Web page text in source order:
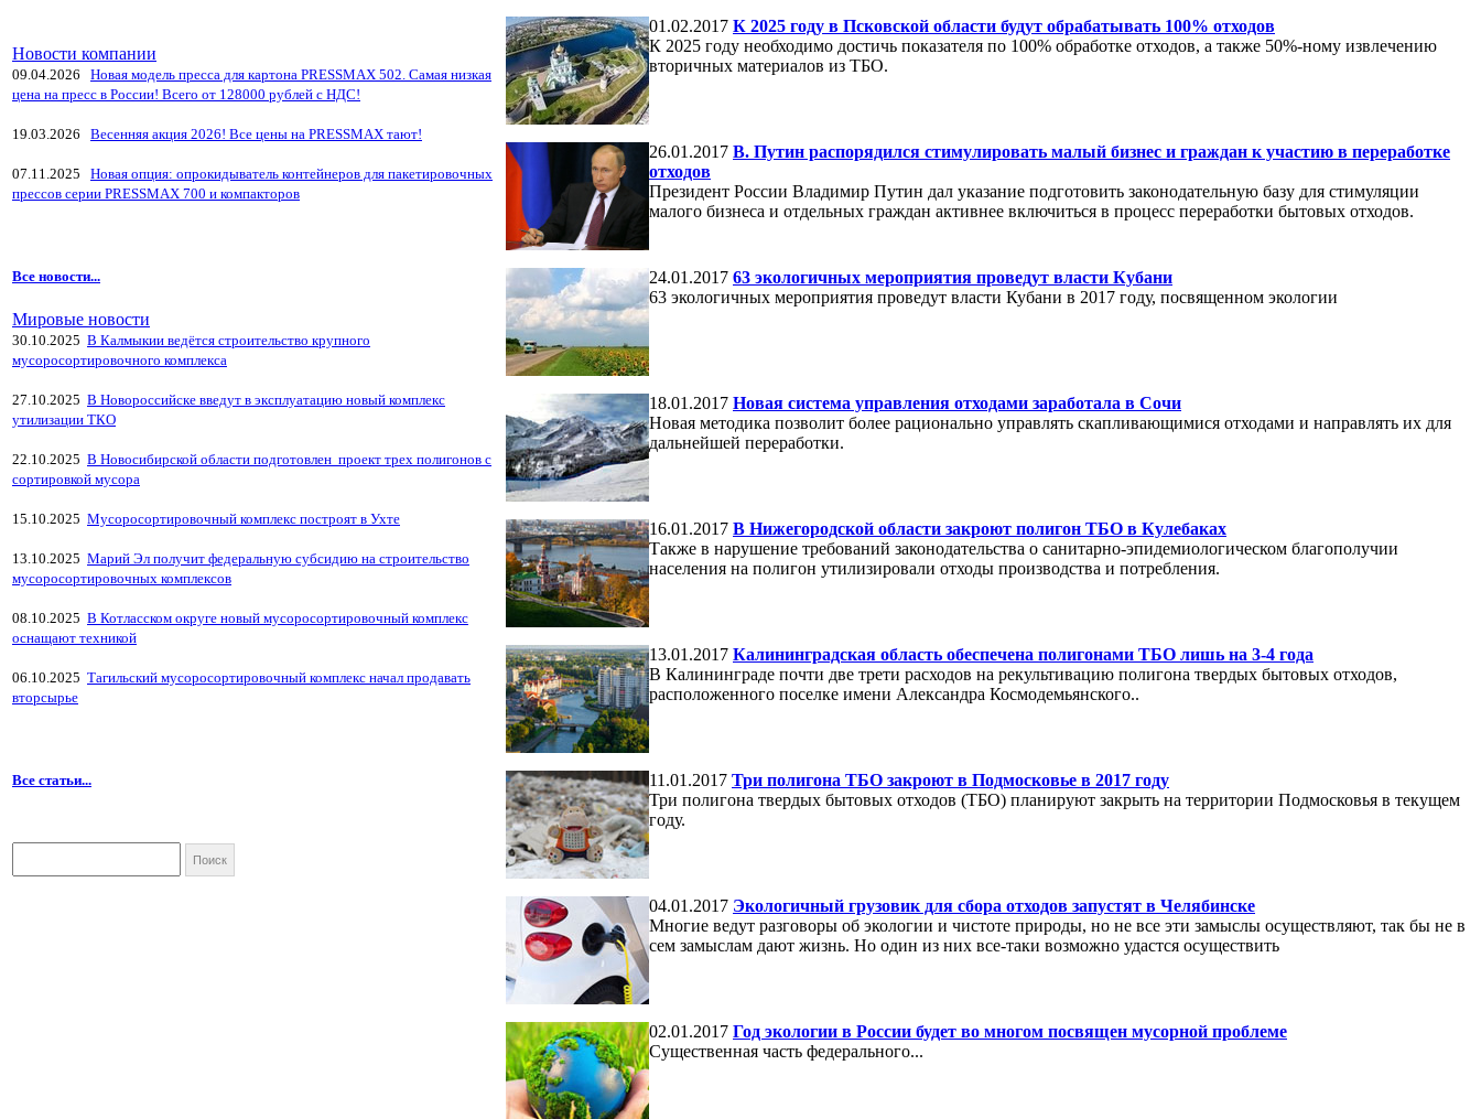
Новости компании
09.04.2026
Новая модель пресса для картона PRESSMAX 502. Самая низкая
цена на пресс в России! Всего от 128000 рублей с НДС!
19.03.2026 Весенняя акция 2026! Все цены на PRESSMAX тают!
07.11.2025
Новая опция: опрокидыватель контейнеров для пакетировочных
прессов серии PRESSMAX 700 и компакторов
Все новости...
Мировые новости
30.10.2025 В Калмыкии ведётся строительство крупного
мусоросортировочного комплекса
27.10.2025 В Новороссийске введут в эксплуатацию новый комплекс
утилизации ТКО
22.10.2025 В Новосибирской области подготовлен проект трех полигонов с
сортировкой мусора
15.10.2025 Мусоросортировочный комплекс построят в Ухте
13.10.2025 Марий Эл получит федеральную субсидию на строительство
мусоросортировочных комплексов
08.10.2025 В Котласском округе новый мусоросортировочный комплекс
оснащают техникой
06.10.2025 Тагильский мусоросортировочный комплекс начал продавать
вторсырье
Все статьи...
01.02.2017 К 2025 году в Псковской области будут обрабатывать 100% отходов
К 2025 году необходимо достичь показателя по 100% обработке отходов, а также 50%-ному извлечению
вторичных материалов из ТБО.
26.01.2017 В. Путин распорядился стимулировать малый бизнес и граждан к участию в переработке
отходов
Президент России Владимир Путин дал указание подготовить законодательную базу для стимуляции
малого бизнеса и отдельных граждан активнее включиться в процесс переработки бытовых отходов.
24.01.2017 63 экологичных мероприятия проведут власти Кубани
63 экологичных мероприятия проведут власти Кубани в 2017 году, посвященном экологии
18.01.2017 Новая система управления отходами заработала в Сочи
Новая методика позволит более рационально управлять скапливающимися отходами и направлять их для
дальнейшей переработки.
16.01.2017 В Нижегородской области закроют полигон ТБО в Кулебаках
Также в нарушение требований законодательства о санитарно-эпидемиологическом благополучии
населения на полигон утилизировали отходы производства и потребления.
13.01.2017 Калининградская область обеспечена полигонами ТБО лишь на 3-4 года
В Калининграде почти две трети расходов на рекультивацию полигона твердых бытовых отходов,
расположенного поселке имени Александра Космодемьянского..
11.01.2017 Три полигона ТБО закроют в Подмосковье в 2017 году
Три полигона твердых бытовых отходов (ТБО) планируют закрыть на территории Подмосковья в текущем
году.
04.01.2017 Экологичный грузовик для сбора отходов запустят в Челябинске
Многие ведут разговоры об экологии и чистоте природы, но не все эти замыслы осуществляют, так бы не в
сем замыслам дают жизнь. Но один из них все-таки возможно удастся осуществить
02.01.2017 Год экологии в России будет во многом посвящен мусорной проблеме‍
Существенная часть федерального...